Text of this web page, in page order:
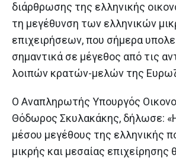
διάρθρωσης της ελληνικής
τη μεγέθυνση των ελληνικών
επιχειρήσεων, που σήμερα
σημαντικά σε μέγεθος από τις
λοιπών κρατών-μελών της
Ο Αναπληρωτής Υπουργός
Θόδωρος Σκυλακάκης, δήλωσε:
μέσου μεγέθους της ελληνικής
μικρής και μεσαίας επιχείρησης